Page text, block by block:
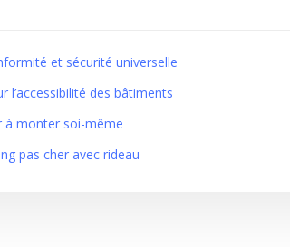
et sécurité universelle
l’accessibilité des bâtiments
à monter soi-même
pas cher avec rideau